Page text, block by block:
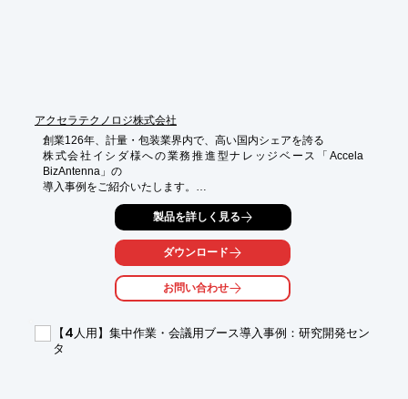
アクセラテクノロジ株式会社
創業126年、計量・包装業界内で、高い国内シェアを誇る
株式会社イシダ様への業務推進型ナレッジベース「Accela
BizAntenna」の
導入事例をご紹介いたします。
「計量」「包装」「検査」「表示」をコア技術に「食のインフ
構築するシステムやソリューションを提案する同社では、コール
フィールドサポートでの対応品質向上と業務効率化を目的として
「Accela BizAntenna」をご利用いただいています。
■株式会社イシダ様
■事業内容
製品を詳しく見る
ダウンロード
お問い合わせ
【4人用】集中作業・会議用ブース導入事例：研究開発セン
タ